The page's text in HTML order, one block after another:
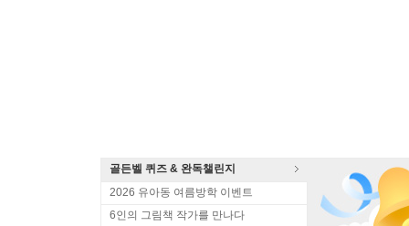
골든벨 퀴즈 & 완독챌린지
2026 유아동 여름방학 이벤트
6인의 그림책 작가를 만나다